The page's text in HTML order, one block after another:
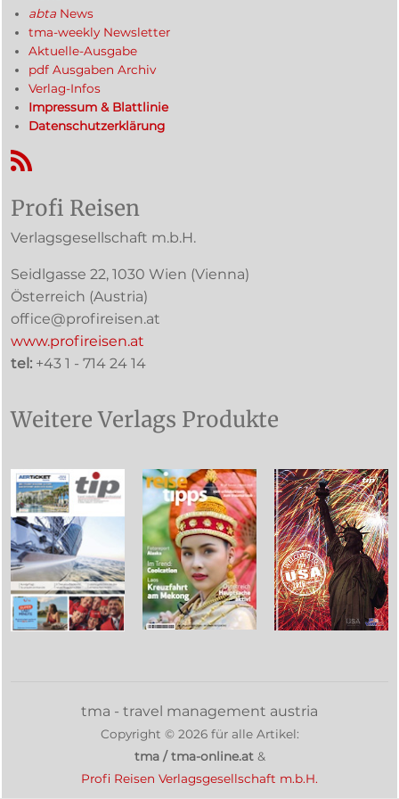
abta News
tma-weekly Newsletter
Aktuelle-Ausgabe
pdf Ausgaben Archiv
Verlag-Infos
Impressum & Blattlinie
Datenschutzerklärung
RSS-Feed
Profi Reisen
Verlagsgesellschaft m.b.H.
Seidlgasse 22, 1030 Wien (Vienna)
Österreich (Austria)
office@profireisen.at
www.profireisen.at
tel: +43 1 - 714 24 14
Weitere Verlags Produkte
tma - travel management austria
Copyright © 2026für alle Artikel:
tma / tma-online.at&
Profi Reisen Verlagsgesellschaft m.b.H.